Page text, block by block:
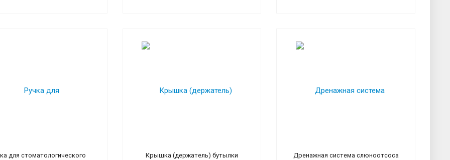
для стоматологического
Крышка (держатель) бутылки
Дренажная система слюноотсоса